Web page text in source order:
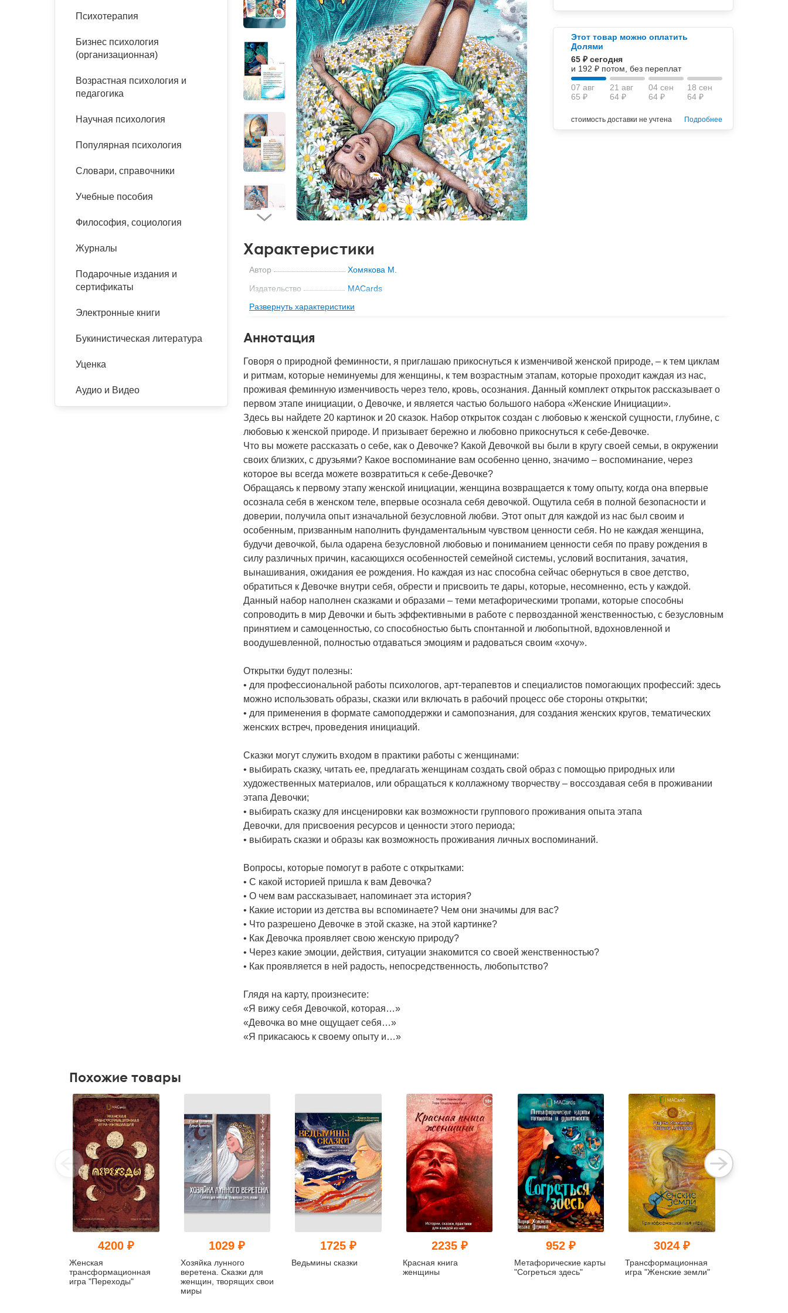
Расстройства пищевого
Тревожные расстройства,
Песочная терапия
Психодрама
Сказкотерапия
Другие направления
психотерапии
Классический, эриксоновский
Психология труда и
Психофизиология
Социальная психология
Социальная и
Учебная литература
Классический и юнгианский
Этот товар можно оплатить
Долями
65 ₽ сегодня
и 192 ₽ потом, без переплат
07 авг
65 ₽
21 авг
64 ₽
04 сен
64 ₽
18 сен
64 ₽
стоимость доставки не учтена Подробнее
Характеристики
Автор
Хомякова М.
Издательство
MACards
Формат книги
135x94x10 мм
Тип обложки
Год
2024
ISBN
978-5-6050396-4-8
Код
52011
Развернуть характеристики
Аннотация
Говоря о природной феминности, я приглашаю прикоснуться к изменчивой женской природе, – к тем циклам
и ритмам, которые неминуемы для женщины, к тем возрастным этапам, которые проходит каждая из нас,
проживая феминную изменчивость через тело, кровь, осознания. Данный комплект открыток рассказывает о
первом этапе инициации, о Девочке, и является частью большого набора «Женские Инициации».
Здесь вы найдете 20 картинок и 20 сказок. Набор открыток создан с любовью к женской сущности, глубине, с
любовью к женской природе. И призывает бережно и любовно прикоснуться к себе-Девочке.
Что вы можете рассказать о себе, как о Девочке? Какой Девочкой вы были в кругу своей семьи, в окружении
своих близких, с друзьями? Какое воспоминание вам особенно ценно, значимо – воспоминание, через
которое вы всегда можете возвратиться к себе-Девочке?
Обращаясь к первому этапу женской инициации, женщина возвращается к тому опыту, когда она впервые
осознала себя в женском теле, впервые осознала себя девочкой. Ощутила себя в полной безопасности и
доверии, получила опыт изначальной безусловной любви. Этот опыт для каждой из нас был своим и
особенным, призванным наполнить фундаментальным чувством ценности себя. Но не каждая женщина,
будучи девочкой, была одарена безусловной любовью и пониманием ценности себя по праву рождения в
силу различных причин, касающихся особенностей семейной системы, условий воспитания, зачатия,
вынашивания, ожидания ее рождения. Но каждая из нас способна сейчас обернуться в свое детство,
обратиться к Девочке внутри себя, обрести и присвоить те дары, которые, несомненно, есть у каждой.
Данный набор наполнен сказками и образами – теми метафорическими тропами, которые способны
сопроводить в мир Девочки и быть эффективными в работе с первозданной женственностью, с безусловным
принятием и самоценностью, со способностью быть спонтанной и любопытной, вдохновленной и
воодушевленной, полностью отдаваться эмоциям и радоваться своим «хочу».
Открытки будут полезны:
• для профессиональной работы психологов, арт-терапевтов и специалистов помогающих профессий: здесь
можно использовать образы, сказки или включать в рабочий процесс обе стороны открытки;
• для применения в формате самоподдержки и самопознания, для создания женских кругов, тематических
женских встреч, проведения инициаций.
Сказки могут служить входом в практики работы с женщинами:
• выбирать сказку, читать ее, предлагать женщинам создать свой образ с помощью природных или
художественных материалов, или обращаться к коллажному творчеству – воссоздавая себя в проживании
этапа Девочки;
• выбирать сказку для инсценировки как возможности группового проживания опыта этапа
Девочки, для присвоения ресурсов и ценности этого периода;
• выбирать сказки и образы как возможность проживания личных воспоминаний.
Вопросы, которые помогут в работе с открытками:
• С какой историей пришла к вам Девочка?
• О чем вам рассказывает, напоминает эта история?
• Какие истории из детства вы вспоминаете? Чем они значимы для вас?
• Что разрешено Девочке в этой сказке, на этой картинке?
• Как Девочка проявляет свою женскую природу?
• Через какие эмоции, действия, ситуации знакомится со своей женственностью?
• Как проявляется в ней радость, непосредственность, любопытство?
Глядя на карту, произнесите:
«Я вижу себя Девочкой, которая…»
«Девочка во мне ощущает себя…»
«Я прикасаюсь к своему опыту и…»
Психотерапия
Бизнес психология
(организационная)
Возрастная психология и
педагогика
Научная психология
Популярная психология
Словари, справочники
Учебные пособия
Философия, социология
Журналы
Подарочные издания и
сертификаты
Электронные книги
Букинистическая литература
Уценка
Аудио и Видео
Похожие товары
4200 ₽
Женская
трансформационная
игра "Переходы"
1029 ₽
Хозяйка лунного
веретена. Сказки для
женщин, творящих свои
миры
1725 ₽
Ведьмины сказки
2235 ₽
Красная книга
женщины
952 ₽
Метафорические карты
"Согреться здесь"
3024 ₽
Трансформационная
игра "Женские земли"